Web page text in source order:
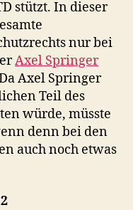
stützt. In dieser
nur bei
Axel Springer
Axel Springer
Teil des
würde, müsste
denn bei den
auch noch etwas